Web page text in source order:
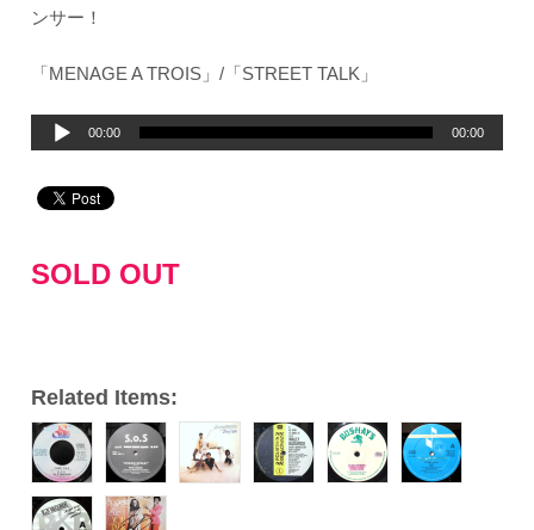
ンサー！
「MENAGE A TROIS」/「STREET TALK」
プ
ヤ
00:00 00:00
SOLD OUT
Related Items: